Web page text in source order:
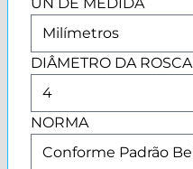
DIÂMETRO DA ROSCA
NORMA